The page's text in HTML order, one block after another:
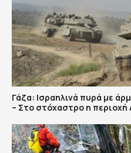
Γάζα: Ισραηλινά πυρά με
– Στο στόχαστρο η περιοχή